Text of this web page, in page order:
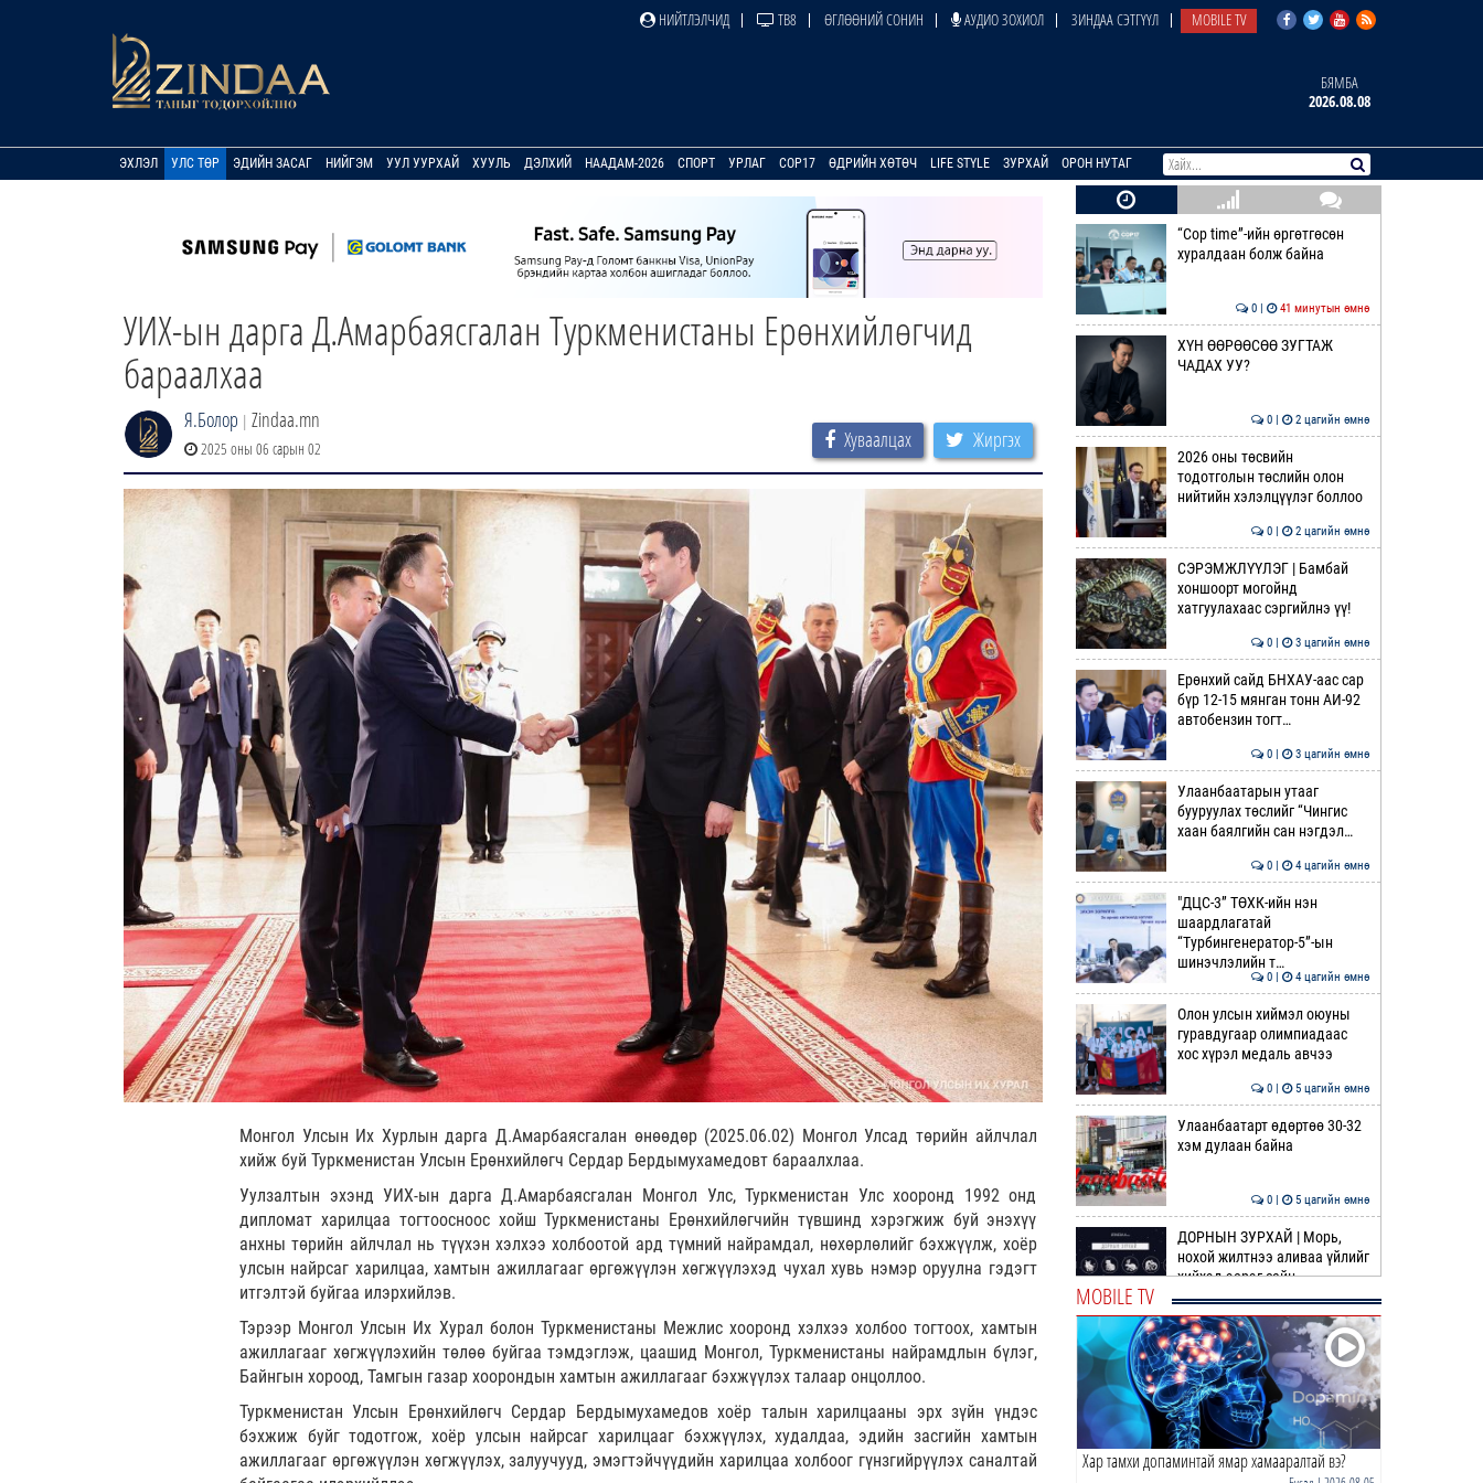
НИЙТЛЭЛЧИД ТВ8 ӨГЛӨӨНИЙ СОНИН АУДИО ЗОХИОЛ ЗИНДАА СЭТГҮҮЛ MOBILE TV
БЯМБА
2026.08.08
ЭХЛЭЛ УЛС ТӨР ЭДИЙН ЗАСАГ НИЙГЭМ УУЛ УУРХАЙ ХУУЛЬ ДЭЛХИЙ НААДАМ-2026 СПОРТ УРЛАГ COP17 ӨДРИЙН ХӨТӨЧ LIFE STYLE ЗУРХАЙ ОРОН НУТАГ
УИХ-ын дарга Д.Амарбаясгалан Туркменистаны Ерөнхийлөгчид
бараалхаа
Я.Болор | Zindaa.mn
2025 оны 06 сарын 02 Хуваалцах Жиргэх
Монгол Улсын Их Хурлын дарга Д.Амарбаясгалан өнөөдөр (2025.06.02) Монгол Улсад төрийн айлчлал
хийж буй Туркменистан Улсын Ерөнхийлөгч Сердар Бердымухамедовт бараалхлаа.
Уулзалтын эхэнд УИХ-ын дарга Д.Амарбаясгалан Монгол Улс, Туркменистан Улс хооронд 1992 онд
дипломат харилцаа тогтоосноос хойш Туркменистаны Ерөнхийлөгчийн түвшинд хэрэгжиж буй энэхүү
анхны төрийн айлчлал нь түүхэн хэлхээ холбоотой ард түмний найрамдал, нөхөрлөлийг бэхжүүлж, хоёр
улсын найрсаг харилцаа, хамтын ажиллагааг өргөжүүлэн хөгжүүлэхэд чухал хувь нэмэр оруулна гэдэгт
итгэлтэй буйгаа илэрхийлэв.
Тэрээр Монгол Улсын Их Хурал болон Туркменистаны Межлис хооронд хэлхээ холбоо тогтоох, хамтын
ажиллагааг хөгжүүлэхийн төлөө буйгаа тэмдэглэж, цаашид Монгол, Туркменистаны найрамдлын бүлэг,
Байнгын хороод, Тамгын газар хоорондын хамтын ажиллагааг бэхжүүлэх талаар онцоллоо.
Туркменистан Улсын Ерөнхийлөгч Сердар Бердымухамедов хоёр талын харилцааны эрх зүйн үндэс
бэхжиж буйг тодотгож, хоёр улсын найрсаг харилцааг бэхжүүлэх, худалдаа, эдийн засгийн хамтын
ажиллагааг өргөжүүлэн хөгжүүлэх, залуучууд, эмэгтэйчүүдийн харилцаа холбоог гүнзгийрүүлэх саналтай
“Cop time”-ийн өргөтгөсөн
хуралдаан болж байна
0 | 41 минутын өмнө
ХҮН ӨӨРӨӨСӨӨ ЗУГТАЖ
ЧАДАХ УУ?
0 | 2 цагийн өмнө
2026 оны төсвийн
тодотголын төслийн олон
нийтийн хэлэлцүүлэг боллоо
0 | 2 цагийн өмнө
СЭРЭМЖЛҮҮЛЭГ | Бамбай
хоншоорт могойнд
хатгуулахаас сэргийлнэ үү!
0 | 3 цагийн өмнө
Ерөнхий сайд БНХАУ-аас сар
бүр 12-15 мянган тонн АИ-92
автобензин тогт…
0 | 3 цагийн өмнө
Улаанбаатарын утааг
бууруулах төслийг “Чингис
хаан баялгийн сан нэгдэл…
0 | 4 цагийн өмнө
"ДЦС-3” ТӨХК-ийн нэн
шаардлагатай
“Турбингенератор-5”-ын
шинэчлэлийн т…
0 | 4 цагийн өмнө
Олон улсын хиймэл оюуны
гуравдугаар олимпиадаас
хос хүрэл медаль авчээ
0 | 5 цагийн өмнө
Улаанбаатарт өдөртөө 30-32
хэм дулаан байна
0 | 5 цагийн өмнө
ДОРНЫН ЗУРХАЙ | Морь,
нохой жилтнээ аливаа үйлийг
хийхэд эерэг сайн
ӨГЛӨӨНИЙ МЭНД!
0 | 6 цагийн өмнө
Барселона | Солилцоо
MOBILE TV
Хар тамхи допаминтай ямар хамааралтай вэ?